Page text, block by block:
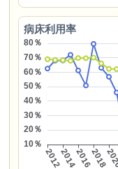
病床利用率